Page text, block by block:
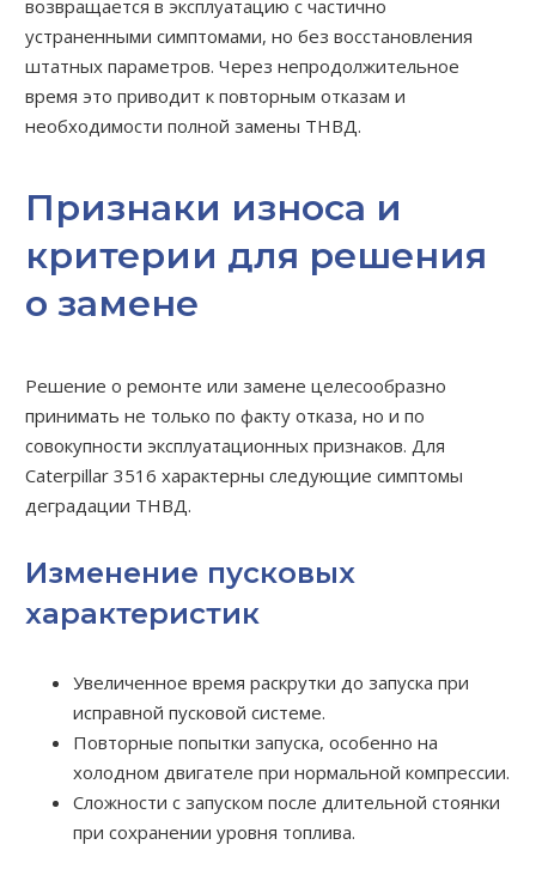
возвращается в эксплуатацию с частично
устраненными симптомами, но без восстановления
штатных параметров. Через непродолжительное
время это приводит к повторным отказам и
необходимости полной замены ТНВД.
Признаки износа и
критерии для решения
о замене
Решение о ремонте или замене целесообразно
принимать не только по факту отказа, но и по
совокупности эксплуатационных признаков. Для
Caterpillar 3516 характерны следующие симптомы
деградации ТНВД.
Изменение пусковых
характеристик
Увеличенное время раскрутки до запуска при
исправной пусковой системе.
Повторные попытки запуска, особенно на
холодном двигателе при нормальной компрессии.
Сложности с запуском после длительной стоянки
при сохранении уровня топлива.